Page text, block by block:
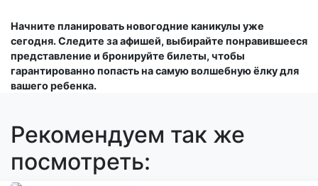
Начните планировать новогодние каникулы уже
сегодня. Следите за афишей, выбирайте понравившееся
представление и бронируйте билеты, чтобы
гарантированно попасть на самую волшебную ёлку для
вашего ребенка.
Рекомендуем так же
посмотреть: